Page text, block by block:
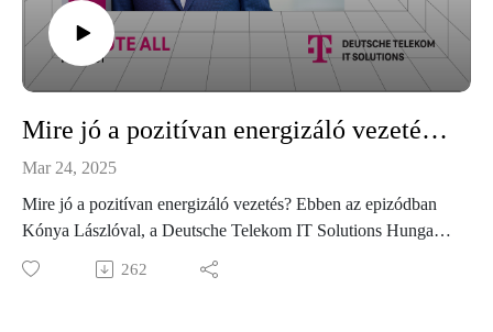
Mire jó a pozitívan energizáló vezetés? – Beszélgetés Kónya Lászlóval
Mar 24, 2025
Mire jó a pozitívan energizáló vezetés? Ebben az epizódban
Kónya Lászlóval, a Deutsche Telekom IT Solutions Hungary
ügyvezető igazgatójával jártuk körül a fogalmat és
megvizsgáltuk, milyen hatással lehet a működésre. Hallgasd
262